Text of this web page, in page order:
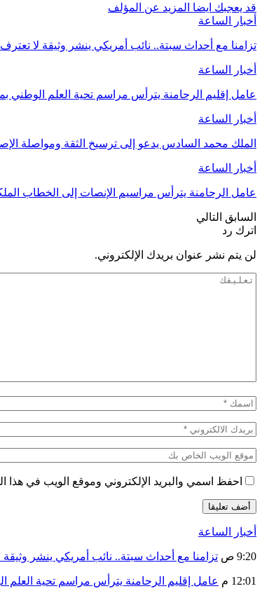
قد يعجبك ايضا المزيد عن المؤلف
أخبار الساعة
تزامنا مع أحداث سبتة.. نائب أمريكي ينشر وثيقة لا
أخبار الساعة
عامل إقليم الرحامنة يترأس مراسم تحية العلم الوطني
أخبار الساعة
الملك محمد السادس يدعو إلى ترسيخ الثقة ومواصلة
أخبار الساعة
عامل الرحامنة يترأس مراسيم الإنصات إلى الخطاب
السابق التالي
اترك رد
لن يتم نشر عنوان بريدك الإلكتروني.
احفظ اسمي والبريد الإلكتروني وموقع الويب في هذا
أخبار الساعة
9:20 ص تزامنا مع أحداث سبتة.. نائب أمريكي ينشر
12:01 م عامل إقليم الرحامنة يترأس مراسم تحية العلم